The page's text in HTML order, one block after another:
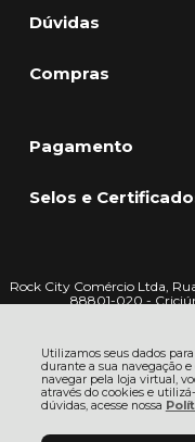
Utilizamos seus dados
durante a sua navegação
navegar pela loja virtual,
através do cookies e
dúvidas, acesse nossa
Dúvidas
Compras
Pagamento
Selos e
Rock City Comércio Ltda,
88801-020 -